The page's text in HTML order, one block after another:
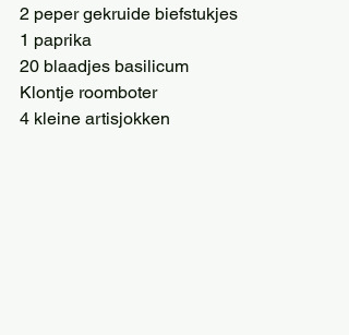
2 peper gekruide biefstukjes
1 paprika
20 blaadjes basilicum
Klontje roomboter
4 kleine artisjokken